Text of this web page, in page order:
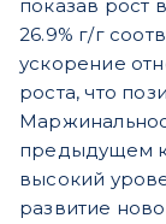
показав рост
26.9% г/г
ускорение
роста, что
предыдущем
высокий
развитие